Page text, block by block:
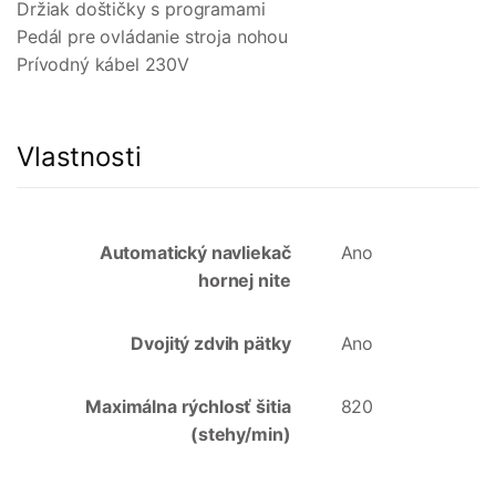
Držiak doštičky s programami
Pedál pre ovládanie stroja nohou
Prívodný kábel 230V
Vlastnosti
Automatický navliekač
hornej nite
Ano
Dvojitý zdvih pätky Ano
Maximálna rýchlosť šitia
(stehy/min)
820